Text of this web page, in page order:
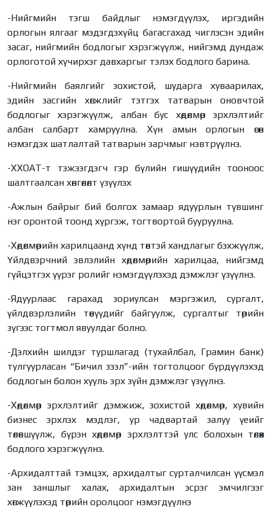
-Нийгмийн тэгш байдлыг нэмэгдүүлэх, иргэдийн
орлогын ялгааг мэдэгдэхүйц багасгахад чиглэсэн эдийн
засаг, нийгмийн бодлогыг хэрэгжүүлж, нийгэмд дундаж
орлоготой хүчирхэг давхаргыг тэлэх бодлого барина.
-Нийгмийн баялгийг зохистой, шударга хуваарилах,
эдийн засгийн хөгжлийг тэтгэх татварын оновчтой
бодлогыг хэрэгжүүлж, албан бус хөдөлмөр эрхлэлтийг
албан салбарт хамруулна. Хүн амын орлогын өсөн
нэмэгдэх шатлалтай татварын зарчмыг нэвтрүүлнэ.
-ХХОАТ-т тэжээгдэгч гэр бүлийн гишүүдийн тооноос
шалтгаалсан хөнгөлөлт үзүүлэх
-Ажлын байрыг бий болгох замаар ядуурлын түвшинг
нэг оронтой тоонд хүргэж, тогтвортой бууруулна.
-Хөдөлмөрийн харилцаанд хүнд төвтэй хандлагыг бэхжүүлж,
Үйлдвэрчний эвлэлийн хөдөлмөрийн харилцаа, нийгэмд
гүйцэтгэх үүрэг ролийг нэмэгдүүлэхэд дэмжлэг үзүүлнэ.
-Ядуурлаас гарахад зориулсан мэргэжил, сургалт,
үйлдвэрлэлийн төвүүдийг байгуулж, сургалтыг төрийн
зүгээс тогтмол явуулдаг болно.
-Дэлхийн шилдэг туршлагад (тухайлбал, Грамин банк)
тулгуурласан “Бичил зээл”-ийн тогтолцоог бүрдүүлэхэд
бодлогын болон хууль эрх зүйн дэмжлэг үзүүлнэ.
-Хөдөлмөр эрхлэлтийг дэмжиж, зохистой хөдөлмөр, хувийн
бизнес эрхлэх мэдлэг, ур чадвартай залуу үеийг
төлөвшүүлж, бүрэн хөдөлмөр эрхлэлттэй улс болохын төлөөх
бодлого хэрэгжүүлнэ.
-Архидалттай тэмцэх, архидалтыг сурталчилсан үүсмэл
зан заншлыг халах, архидалтын эсрэг эмчилгээг
хөгжүүлэхэд төрийн оролцоог нэмэгдүүлнэ